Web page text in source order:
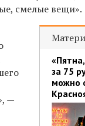
смелые вещи».
за 75
можно
—